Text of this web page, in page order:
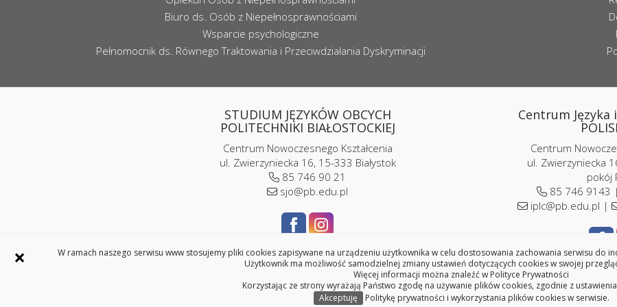
×
W ramach naszego serwisu www stosujemy pliki cookies zapisywane na urządzeniu użytkownika w celu dostosowania zachowania serwisu do
Użytkownik ma możliwość samodzielnej zmiany ustawień dotyczących cookies w swojej
Więcej informacji można znaleźć w Polityce Prywatności
Korzystając ze strony wyrażają Państwo zgodę na używanie plików cookies, zgodnie z
Akceptuję
Politykę prywatności i wykorzystania plików cookies w serwisie.
Biuro ds. Osób z Niepełnosprawnościami
Wsparcie psychologiczne
Pełnomocnik ds. Równego Traktowania i Przeciwdziałania Dyskryminacji
STUDIUM JĘZYKÓW OBCYCH
POLITECHNIKI BIAŁOSTOCKIEJ
Centrum Nowoczesnego Kształcenia
ul. Zwierzyniecka 16, 15-333 Białystok
85 746 90 21
sjo@pb.edu.pl
Centrum
Centrum
ul. Zwierzyniecka
pokój
85 746 9143 |
iplc@pb.edu.pl |
Copyright © 2026 Politechnika Białostocka